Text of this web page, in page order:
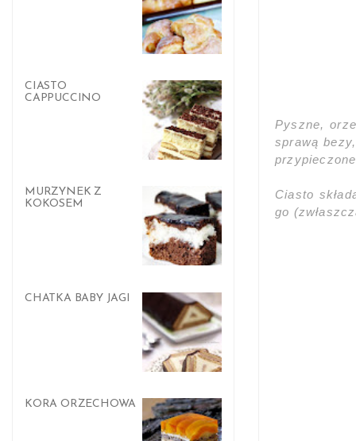
Pyszne,
sprawą
przypieczone
Ciasto
go
CIASTO
CAPPUCCINO
MURZYNEK Z
KOKOSEM
CHATKA BABY JAGI
KORA ORZECHOWA